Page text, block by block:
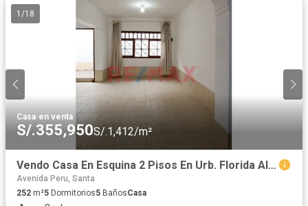
1 /18
Casa·en venta
S/.355,950S/.1,412/m²
Vendo Casa En Esquina 2 Pisos En Urb. Florida Alta , Area 252 M2 (4 Cocheras )
Avenida Peru, Santa
252 m²5 Dormitorios5 BañosCasa